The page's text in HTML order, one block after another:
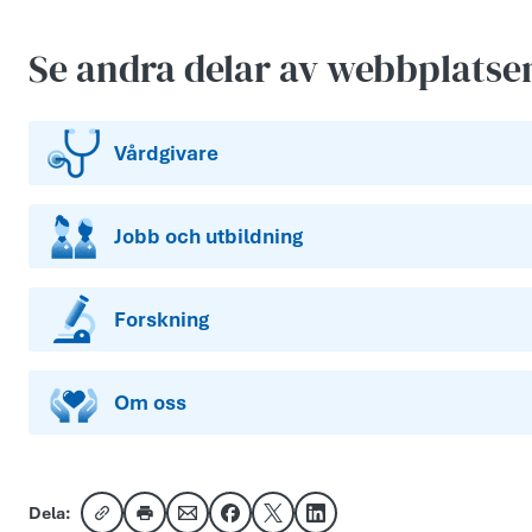
Se andra delar av
Vårdgivare
Jobb och utbildning
Forskning
Om oss
Dela:
Kopiera länk
Skriv utDela via e-post
Dela på Facebook
Dela på XDela på LinkedIn